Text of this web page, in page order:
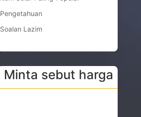
Pengetahuan
Soalan Lazim
Minta sebut harga